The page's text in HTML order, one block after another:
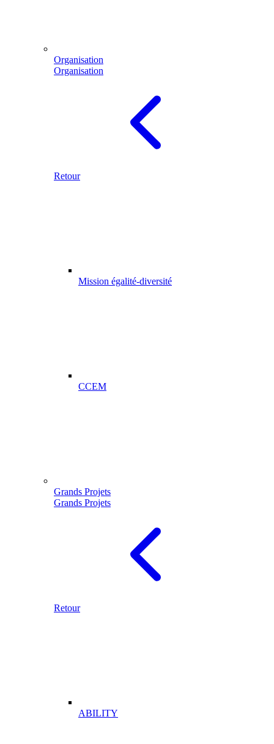
Organisation
Organisation
Retour
Mission égalité-diversité
CCEM
Grands Projets
Grands Projets
Retour
ABILITY